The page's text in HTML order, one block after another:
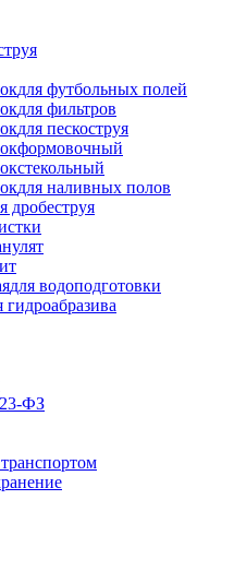
для футбольных полей
для фильтров
для пескоструя
формовочный
стекольный
для наливных полов
дробеструя
для водоподготовки
гидроабразива
ФЗ